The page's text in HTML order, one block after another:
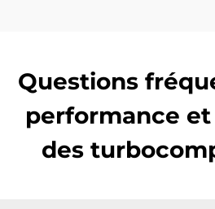
Questions
performance
des